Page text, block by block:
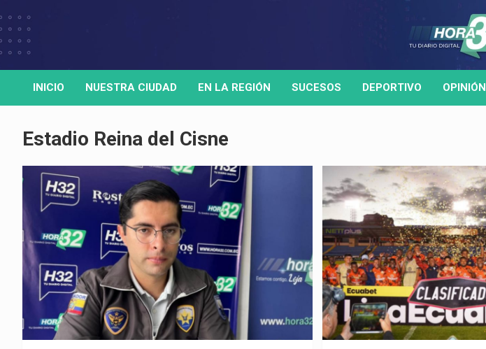
to
HORA32
Medio de comunicación digital
INICIO NUESTRA CIUDAD EN LA REGIÓN SUCESOS DEPORTIVO OPINIÓN
Estadio Reina del Cisne